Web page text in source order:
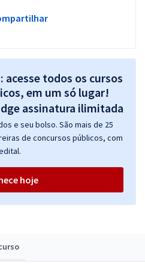
todos os cursos
em um só lugar!
e seu bolso. São mais de 25
de concursos públicos, com
hoje